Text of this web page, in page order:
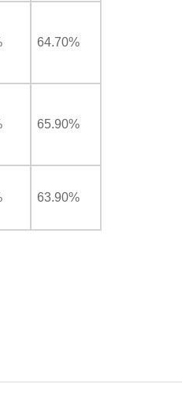
64.70%
65.90%
63.90%